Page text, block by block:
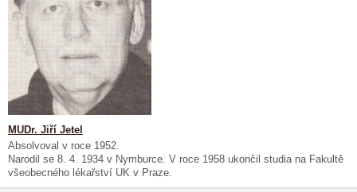
MUDr. Jiří Jetel
Absolvoval v roce 1952.
Narodil se 8. 4. 1934 v Nymburce. V roce 1958 ukončil studia na Fakultě
všeobecného lékařství UK v Praze.